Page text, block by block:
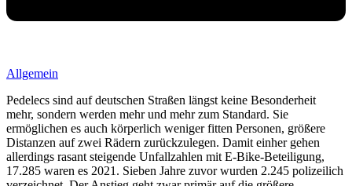
Allgemein
Pedelecs sind auf deutschen Straßen längst keine Besonderheit
mehr, sondern werden mehr und mehr zum Standard. Sie
ermöglichen es auch körperlich weniger fitten Personen, größere
Distanzen auf zwei Rädern zurückzulegen. Damit einher gehen
allerdings rasant steigende Unfallzahlen mit E-Bike-Beteiligung,
17.285 waren es 2021. Sieben Jahre zuvor wurden 2.245 polizeilich